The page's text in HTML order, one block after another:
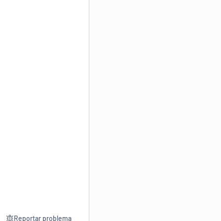
Reportar problema